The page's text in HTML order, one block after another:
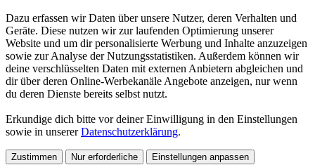
Dazu erfassen wir Daten über unsere Nutzer, deren Verhalten und
Geräte. Diese nutzen wir zur laufenden Optimierung unserer
Website und um dir personalisierte Werbung und Inhalte anzuzeigen
sowie zur Analyse der Nutzungsstatistiken. Außerdem können wir
deine verschlüsselten Daten mit externen Anbietern abgleichen und
dir über deren Online-Werbekanäle Angebote anzeigen, nur wenn
du deren Dienste bereits selbst nutzt.
Erkundige dich bitte vor deiner Einwilligung in den Einstellungen
sowie in unsererDatenschutzerklärung.
Zustimmen Nur erforderliche Einstellungen anpassen